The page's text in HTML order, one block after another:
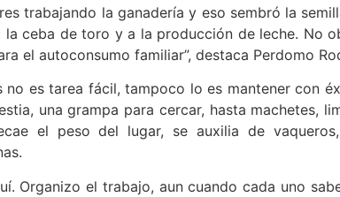
trabajando la ganadería y eso sembró la
ceba de toro y a la producción de leche. No
el autoconsumo familiar”, destaca Perdomo
es tarea fácil, tampoco lo es mantener con
una grampa para cercar, hasta machetes,
el peso del lugar, se auxilia de
Organizo el trabajo, aun cuando cada uno